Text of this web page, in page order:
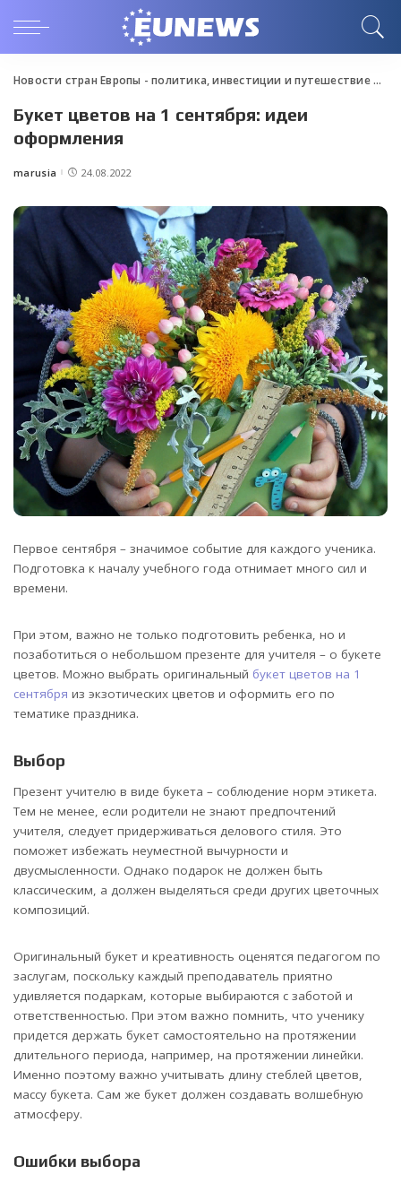
Новости стран Европы - политика, инвестиции и путешествие>
Букет цветов на 1 сентября: идеи
оформления
Posted
marusia 24.08.2022
Первое сентября – значимое событие для каждого ученика.
Подготовка к началу учебного года отнимает много сил и
времени.
При этом, важно не только подготовить ребенка, но и
позаботиться о небольшом презенте для учителя – о букете
цветов. Можно выбрать оригинальный букет цветов на 1
сентября из экзотических цветов и оформить его по
тематике праздника.
Выбор
Презент учителю в виде букета – соблюдение норм этикета.
Тем не менее, если родители не знают предпочтений
учителя, следует придерживаться делового стиля. Это
поможет избежать неуместной вычурности и
двусмысленности. Однако подарок не должен быть
классическим, а должен выделяться среди других цветочных
композиций.
Оригинальный букет и креативность оценятся педагогом по
заслугам, поскольку каждый преподаватель приятно
удивляется подаркам, которые выбираются с заботой и
ответственностью. При этом важно помнить, что ученику
придется держать букет самостоятельно на протяжении
длительного периода, например, на протяжении линейки.
Именно поэтому важно учитывать длину стеблей цветов,
массу букета. Сам же букет должен создавать волшебную
атмосферу.
Ошибки выбора